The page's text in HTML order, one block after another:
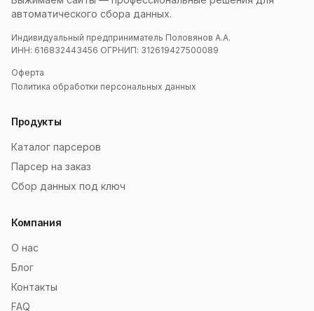
автоматического сбора данных.
Индивидуальный предприниматель Половянов А.А.
ИНН: 616832443456 ОГРНИП: 312619427500089
Оферта
Политика обработки персональных данных
Продукты
Каталог парсеров
Парсер на заказ
Сбор данных под ключ
Компания
О нас
Блог
Контакты
FAQ